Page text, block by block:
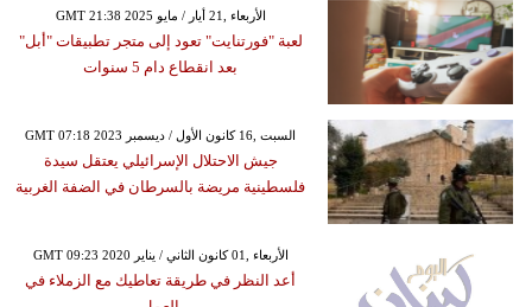
GMT 21:38 2025 الأربعاء ,21 أيار / مايو
لعبة "فورتنايت" تعود إلى متجر تطبيقات "أبل"
بعد انقطاع دام 5 سنوات
GMT 07:18 2023 السبت ,16 كانون الأول / ديسمبر
جيش الاحتلال الإسرائيلي يعتقل سيدة
فلسطينية مريضة بالسرطان في الضفة الغربية
GMT 09:23 2020 الأربعاء ,01 كانون الثاني / يناير
أعد النظر في طريقة تعاطيك مع الزملاء في